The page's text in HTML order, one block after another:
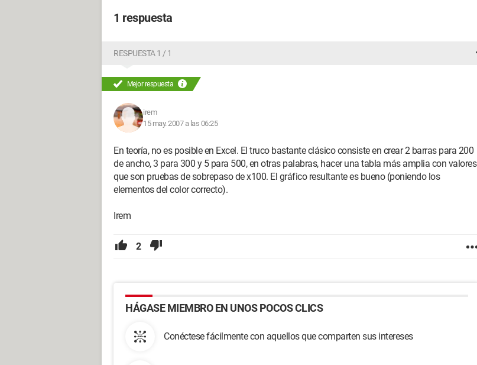
1 respuesta
RESPUESTA 1 / 1
Mejor respuesta
irem
15 may. 2007 a las 06:25
En teoría, no es posible en Excel. El truco bastante clásico consiste en crear 2 barras para 200
de ancho, 3 para 300 y 5 para 500, en otras palabras, hacer una tabla más amplia con valores
que son pruebas de sobrepaso de x100. El gráfico resultante es bueno (poniendo los
elementos del color correcto).
Irem
2
HÁGASE MIEMBRO EN UNOS POCOS CLICS
Conéctese fácilmente con aquellos que comparten sus intereses